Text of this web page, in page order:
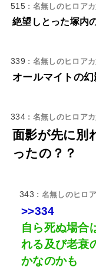
515 : 名無しのヒロアカ
絶望しとった塚内
339 : 名無しのヒロアカ
オールマイトの
334 : 名無しのヒロアカ
面影が先に別
ったの？？
343 : 名無しのヒロ
>>334
自ら死ぬ場合
れる及び老衰
かなのかも